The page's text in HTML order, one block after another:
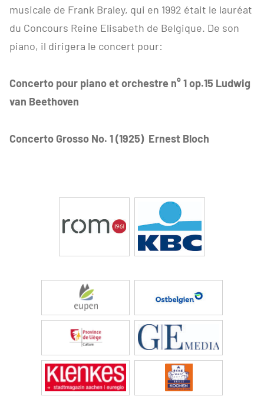
musicale de Frank Braley, qui en 1992 était le lauréat
du Concours Reine Elisabeth de Belgique. De son
piano, il dirigera le concert pour:
Concerto pour piano et orchestre n° 1 op.15 Ludwig
van Beethoven
Concerto Grosso No. 1 (1925) Ernest Bloch